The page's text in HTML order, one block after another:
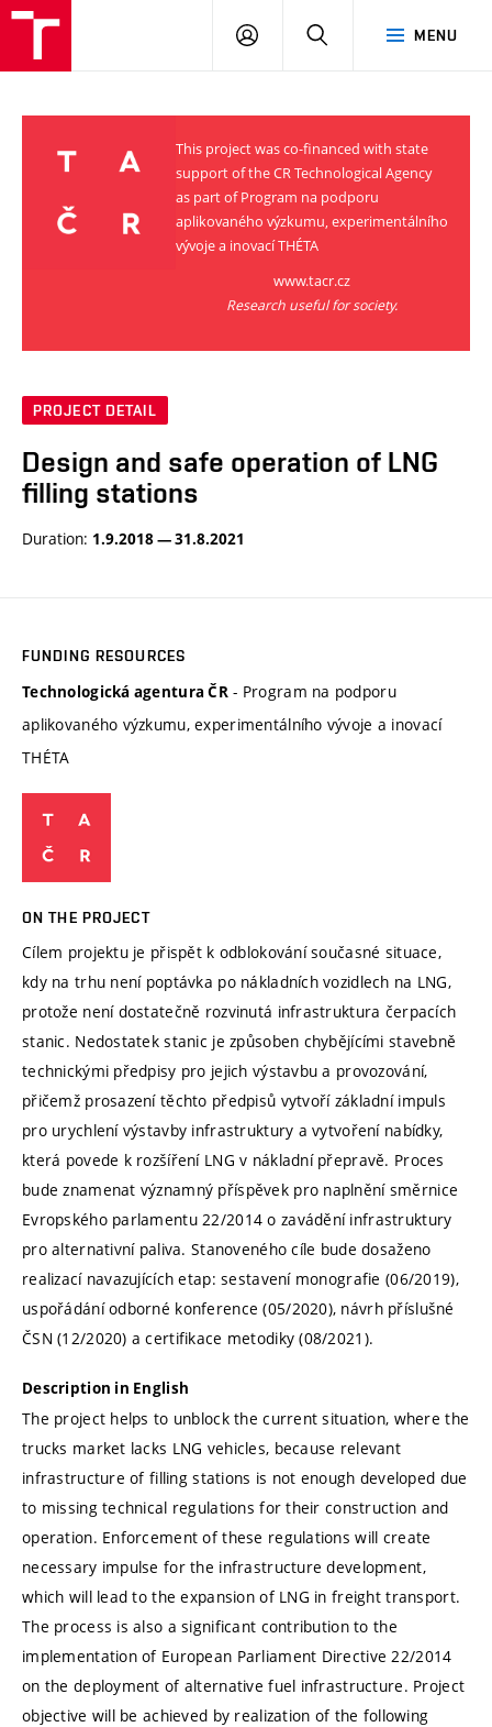
MENU
LOG
SEARCH
This project was co-financed with state
support of the CR Technological Agency
as part of Program na podporu
aplikovaného výzkumu, experimentálního
vývoje a inovací THÉTA
www.tacr.cz
Research useful for society.
PROJECT DETAIL
Design and safe operation of LNG
filling stations
Duration: 1.9.2018 — 31.8.2021
FUNDING RESOURCES
Technologická agentura ČR - Program na podporu
aplikovaného výzkumu, experimentálního vývoje a inovací
THÉTA
ON THE PROJECT
Cílem projektu je přispět k odblokování současné situace,
kdy na trhu není poptávka po nákladních vozidlech na LNG,
protože není dostatečně rozvinutá infrastruktura čerpacích
stanic. Nedostatek stanic je způsoben chybějícími stavebně
technickými předpisy pro jejich výstavbu a provozování,
přičemž prosazení těchto předpisů vytvoří základní impuls
pro urychlení výstavby infrastruktury a vytvoření nabídky,
která povede k rozšíření LNG v nákladní přepravě. Proces
bude znamenat významný příspěvek pro naplnění směrnice
Evropského parlamentu 22/2014 o zavádění infrastruktury
pro alternativní paliva. Stanoveného cíle bude dosaženo
realizací navazujících etap: sestavení monografie (06/2019),
uspořádání odborné konference (05/2020), návrh příslušné
ČSN (12/2020) a certifikace metodiky (08/2021).
Description in English
The project helps to unblock the current situation, where the
trucks market lacks LNG vehicles, because relevant
infrastructure of filling stations is not enough developed due
to missing technical regulations for their construction and
operation. Enforcement of these regulations will create
necessary impulse for the infrastructure development,
which will lead to the expansion of LNG in freight transport.
The process is also a significant contribution to the
implementation of European Parliament Directive 22/2014
on the deployment of alternative fuel infrastructure. Project
objective will be achieved by realization of the following